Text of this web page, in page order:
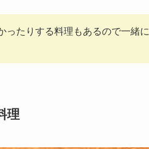
ったりする料理もあるので一緒に
理